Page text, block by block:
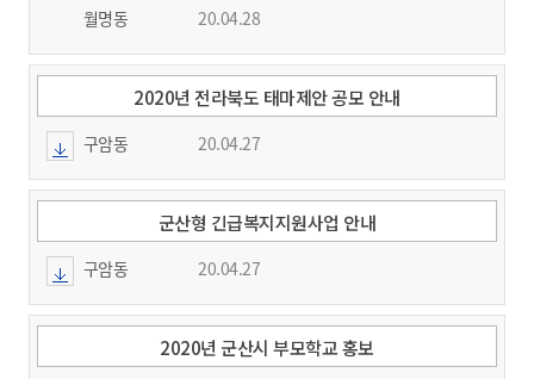
월명동 20.04.28
2020년 전라북도 태마제안 공모 안내
구암동 20.04.27
군산형 긴급복지지원사업 안내
구암동 20.04.27
2020년 군산시 부모학교 홍보